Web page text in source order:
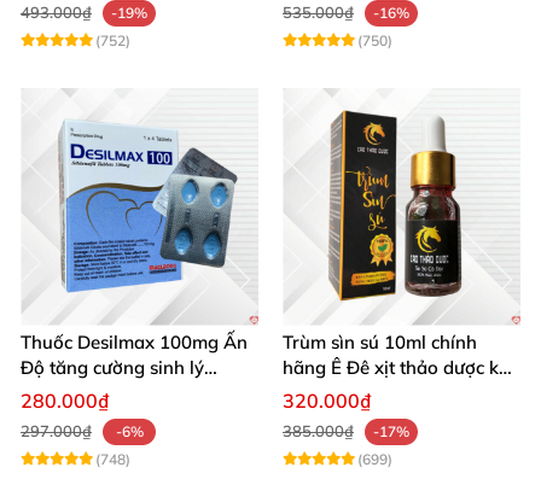
493.000₫
-19%
(752)
535.000₫
-16%
(750)
Thuốc Desilmax 100mg Ấn
Độ tăng cường sinh lý
cường dương hiệu quả
280.000₫
297.000₫
-6%
(748)
Trùm sìn sú 10ml chính
hãng Ê Đê xịt thảo dược kéo
dài quan hệ
320.000₫
385.000₫
-17%
(699)